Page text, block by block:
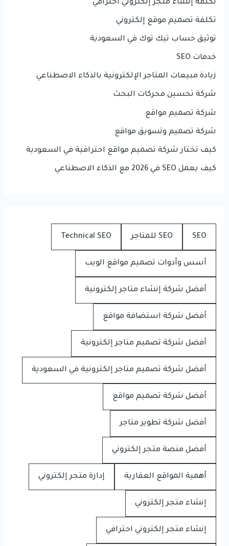
تكلفة إنشاء متجر إلكتروني احترافي
تكلفة تصميم موقع إلكتروني
توثيق حساب تيك توك في السعودية
خدمات SEO
زيادة مبيعات المتاجر الإلكترونية بالذكاء الاصطناعي
شركة تحسين محركات البحث
شركة تصميم مواقع
شركة تصميم وتسويق مواقع
كيف تختار شركة تصميم مواقع احترافية في السعودية
كيف يعمل SEO في 2026 مع الذكاء الاصطناعي
SEO SEO للمتاجر Technical SEO
أسس وأدوات تصميم مواقع الويب
أفضل شركة إنشاء متاجر إلكترونية
أفضل شركة استضافة مواقع
أفضل شركة تصميم متاجر إلكترونية
أفضل شركة تصميم متاجر إلكترونية في السعودية
أفضل شركة تصميم مواقع
أفضل شركة تطوير متاجر
أفضل منصة متجر إلكتروني
أهمية المواقع العقارية إدارة متجر إلكتروني
إنشاء متجر إلكتروني
إنشاء متجر إلكتروني احترافي